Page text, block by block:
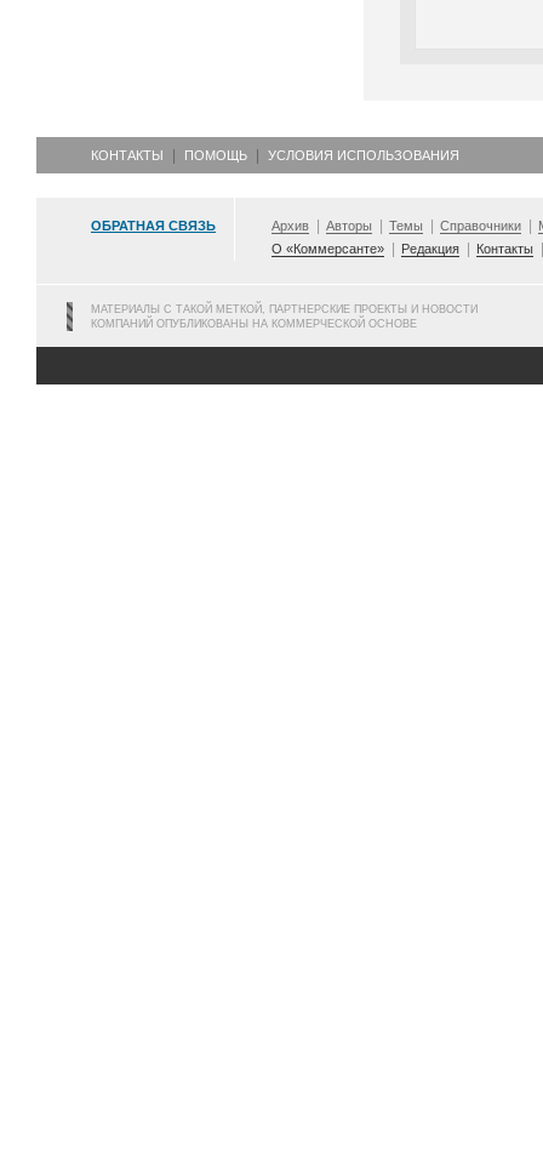
КОНТАКТЫ ПОМОЩЬ УСЛОВИЯ ИСПОЛЬЗОВАНИЯ
ОБРАТНАЯ СВЯЗЬ Архив Авторы Темы Справочники
О «Коммерсанте»
Редакция Контакты
МАТЕРИАЛЫ С ТАКОЙ МЕТКОЙ, ПАРТНЕРСКИЕ ПРОЕКТЫ И НОВОСТИ
КОМПАНИЙ ОПУБЛИКОВАНЫ НА КОММЕРЧЕСКОЙ ОСНОВЕ